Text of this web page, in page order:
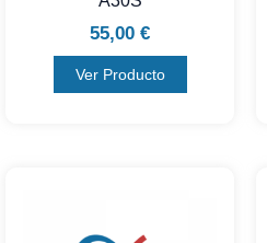
55,00 €
Ver Producto